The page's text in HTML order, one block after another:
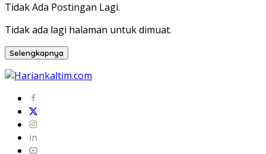
Tidak Ada Postingan Lagi.
Tidak ada lagi halaman untuk dimuat.
Selengkapnya